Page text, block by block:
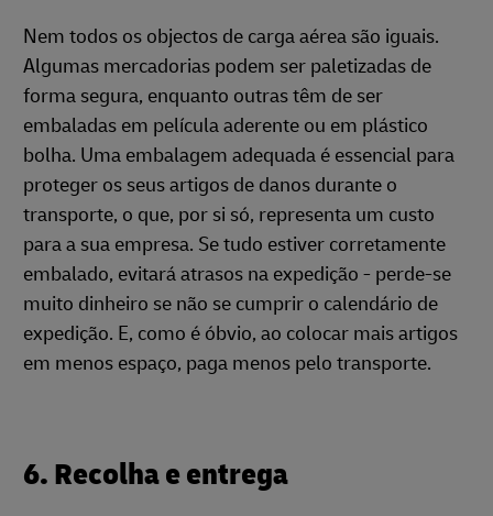
Nem todos os objectos de carga aérea são iguais.
Algumas mercadorias podem ser paletizadas de
forma segura, enquanto outras têm de ser
embaladas em película aderente ou em plástico
bolha. Uma embalagem adequada é essencial para
proteger os seus artigos de danos durante o
transporte, o que, por si só, representa um custo
para a sua empresa. Se tudo estiver corretamente
embalado, evitará atrasos na expedição - perde-se
muito dinheiro se não se cumprir o calendário de
expedição. E, como é óbvio, ao colocar mais artigos
em menos espaço, paga menos pelo transporte.
6. Recolha e entrega